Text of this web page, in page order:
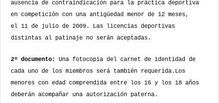
ausencia de contraindicación para la práctica deportiva
en competición con una antigüedad menor de 12 meses,
el 11 de julio de 2009.
Las licencias deportivas
distintas al patinaje no serán aceptadas.
2º documento:
Una fotocopia del carnet de identidad de
cada uno de los miembros será también requerida. Los
menores con edad comprendida entre los 16 y los 18 años
deberán acompañar una autorización paterna.